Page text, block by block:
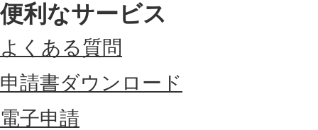
便利なサービス
よくある質問
申請書ダウンロード
電子申請